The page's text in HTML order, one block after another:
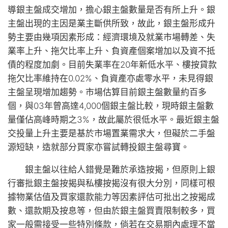
導銀主盤成交增加，擔心銀主盤數量是否有所上升。銀
主盤出現的主因是業主斷供所致，故此，銀主盤形成升
勢主要由幾項因素形成：經濟環境及就業市場轉差、失
業率上升、拖欠比率上升、負資產個案增加以及資不抵
債的程度加劇。目前失業率在20年新低水平、樓按貸款
拖欠比率維持在0.02%、負資產亦處零水平，未見得銀
主盤呈現增加趨勢。市場估算目前銀主盤數量約百多
個，與03年曾高達4,000個銀主盤比較，現時銀主盤數
量僅佔高峰時期之3%，故此屬於很低水平。最近銀主盤
交投量上升主要是基於市場置業需求大，但礙於二手盤
源短缺，造就部分買家亦嘗試轉投銀主盤尋寶。
銀主盤以往給人錯覺是難於承造按揭，但原則上銀
行審批銀主盤按揭與私樓按揭沒有很大分別，同樣可根
據物業估值及買家還款能力等因素評估可批出之按揭成
數、還款期及按息等，但由於銀主盤買賣限制較多，買
家一般需接受一些特別條款，倘若在交易期內處理不當